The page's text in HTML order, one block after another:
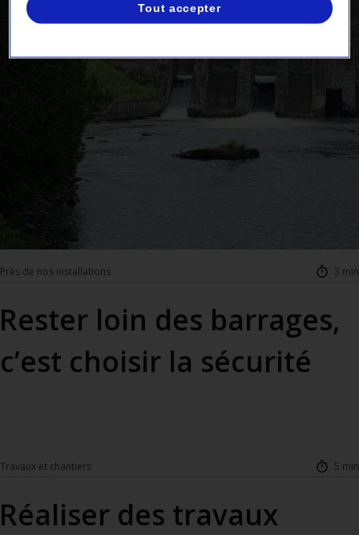
Près de nos installations 3 min
Rester loin des barrages,
c’est choisir la sécurité
Travaux et chantiers 5 min
Réaliser des travaux
Tout accepter